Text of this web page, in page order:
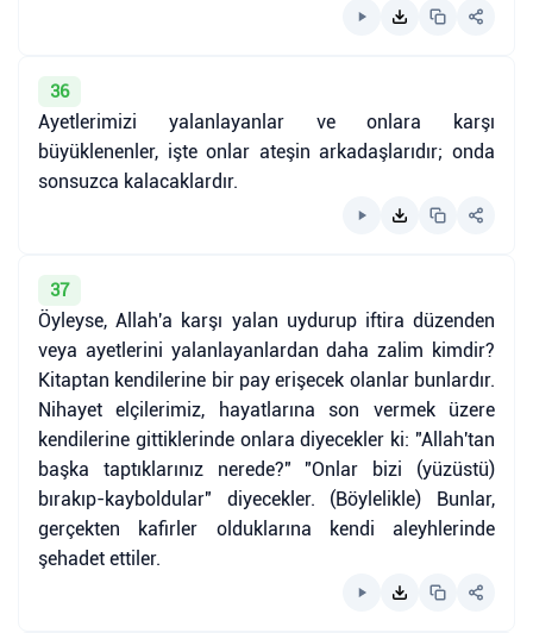
36
Ayetlerimizi yalanlayanlar ve onlara karşı
büyüklenenler, işte onlar ateşin arkadaşlarıdır; onda
sonsuzca kalacaklardır.
37
Öyleyse, Allah'a karşı yalan uydurup iftira düzenden
veya ayetlerini yalanlayanlardan daha zalim kimdir?
Kitaptan kendilerine bir pay erişecek olanlar bunlardır.
Nihayet elçilerimiz, hayatlarına son vermek üzere
kendilerine gittiklerinde onlara diyecekler ki: "Allah'tan
başka taptıklarınız nerede?" "Onlar bizi (yüzüstü)
bırakıp-kayboldular" diyecekler. (Böylelikle) Bunlar,
gerçekten kafirler olduklarına kendi aleyhlerinde
şehadet ettiler.